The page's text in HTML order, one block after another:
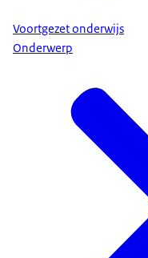
Voortgezet onderwijs
Onderwerp